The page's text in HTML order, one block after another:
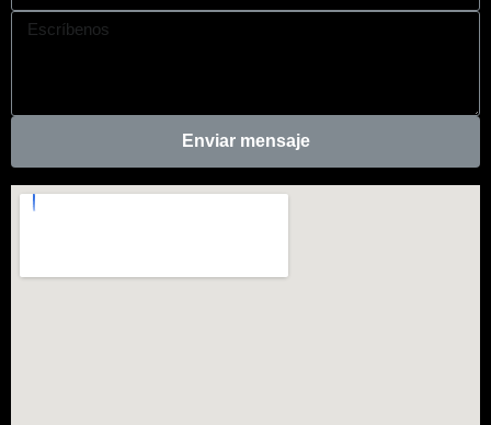
Enviar mensaje